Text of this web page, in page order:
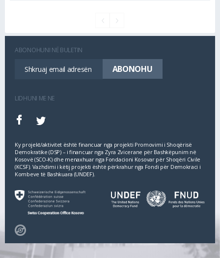
ABONOHUNI NË BULETIN
LIDHUNI ME NE
Ky projekt/aktivitet është financuar nga projekti Promovimi i Shoqërisë
Demokratike (DSP) – i financuar nga Zyra Zvicerane për Bashkëpunim në
Kosovë (SCO‐K) dhe menaxhuar nga Fondacioni Kosovar për Shoqëri Civile
(KCSF). Vazhdimi i këtij projekti është përkrahur nga Fondi për Demokraci i
Kombeve të Bashkuara (UNDEF).